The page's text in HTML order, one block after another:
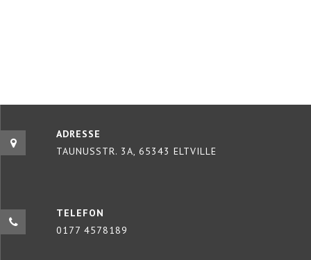
ADRESSE
TAUNUSSTR. 3A, 65343 ELTVILLE
TELEFON
0177 4578189